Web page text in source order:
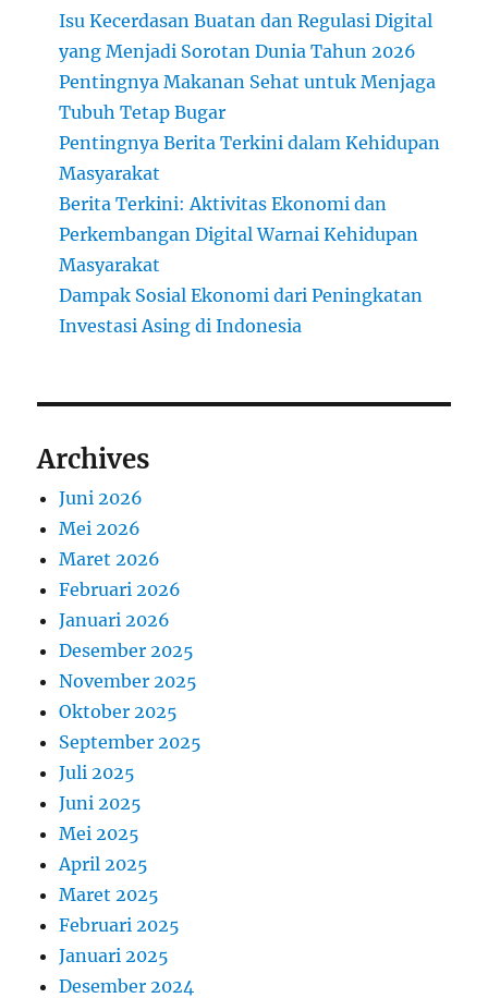
Isu Kecerdasan Buatan dan Regulasi Digital
yang Menjadi Sorotan Dunia Tahun 2026
Pentingnya Makanan Sehat untuk Menjaga
Tubuh Tetap Bugar
Pentingnya Berita Terkini dalam Kehidupan
Masyarakat
Berita Terkini: Aktivitas Ekonomi dan
Perkembangan Digital Warnai Kehidupan
Masyarakat
Dampak Sosial Ekonomi dari Peningkatan
Investasi Asing di Indonesia
Archives
Juni 2026
Mei 2026
Maret 2026
Februari 2026
Januari 2026
Desember 2025
November 2025
Oktober 2025
September 2025
Juli 2025
Juni 2025
Mei 2025
April 2025
Maret 2025
Februari 2025
Januari 2025
Desember 2024